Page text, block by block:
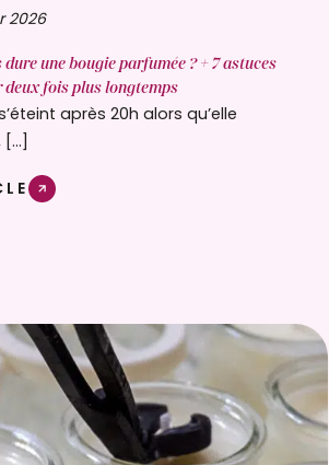
2026
une bougie parfumée ? + 7 astuces
fois plus longtemps
après 20h alors qu’elle
[…]